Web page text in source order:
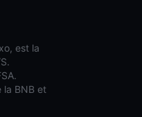
est la
la BNB et